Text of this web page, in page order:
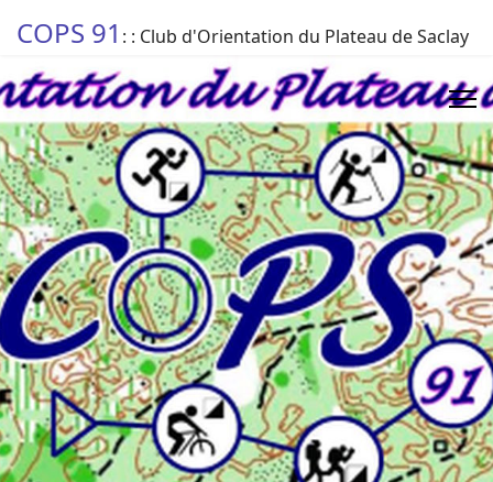
COPS 91 : : Club d'Orientation du Plateau de Saclay